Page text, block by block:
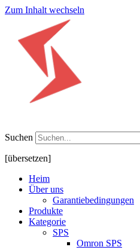
Zum Inhalt wechseln
Suchen
[übersetzen]
Heim
Über uns
Garantiebedingungen
Produkte
Kategorie
SPS
Omron SPS